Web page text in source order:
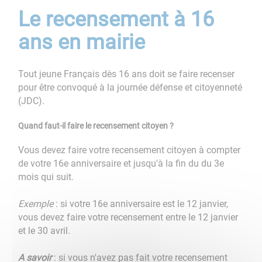
Le recensement à 16
ans en mairie
Tout jeune Français dès 16 ans doit se faire recenser
pour être convoqué à la journée défense et citoyenneté
(JDC).
Quand faut-il faire le recensement citoyen ?
Vous devez faire votre recensement citoyen à compter
de votre 16e anniversaire et jusqu'à la fin du du 3e
mois qui suit.
Exemple : si votre 16e anniversaire est le 12 janvier,
vous devez faire votre recensement entre le 12 janvier
et le 30 avril.
A savoir: si vous n'avez pas fait votre recensement